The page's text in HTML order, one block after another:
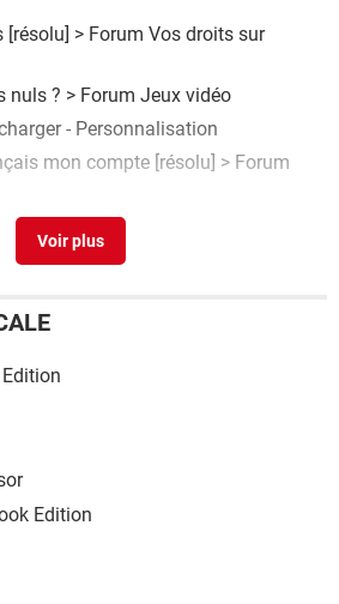
[résolu] > Forum Vos droits sur
nuls ? > Forum Jeux vidéo
- Personnalisation
mon compte [résolu] > Forum
- Traduction
Edition